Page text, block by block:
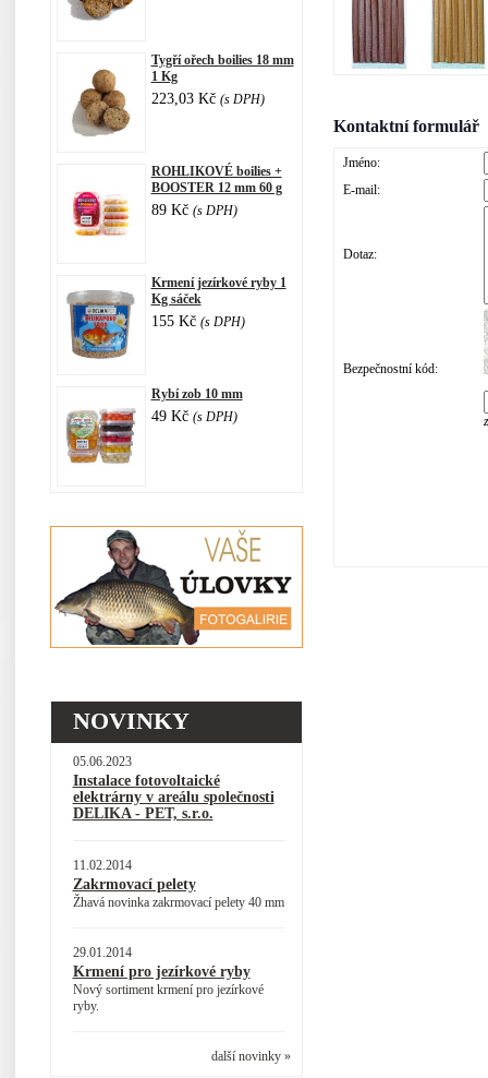
Tygří ořech boilies 18 mm
1 Kg
223,03 Kč (s DPH)
ROHLIKOVÉ boilies +
BOOSTER 12 mm 60 g
89 Kč (s DPH)
Krmení jezírkové ryby 1
Kg sáček
155 Kč (s DPH)
Rybí zob 10 mm
49 Kč (s DPH)
NOVINKY
05.06.2023
Instalace fotovoltaické
elektrárny v areálu společnosti
DELIKA - PET, s.r.o.
11.02.2014
Zakrmovací pelety
Žhavá novinka zakrmovací pelety 40 mm
29.01.2014
Krmení pro jezírkové ryby
Nový sortiment krmení pro jezírkové
ryby.
další novinky »
Kontaktní formulář
Jméno:
E-mail:
Dotaz:
Bezpečnostní kód: